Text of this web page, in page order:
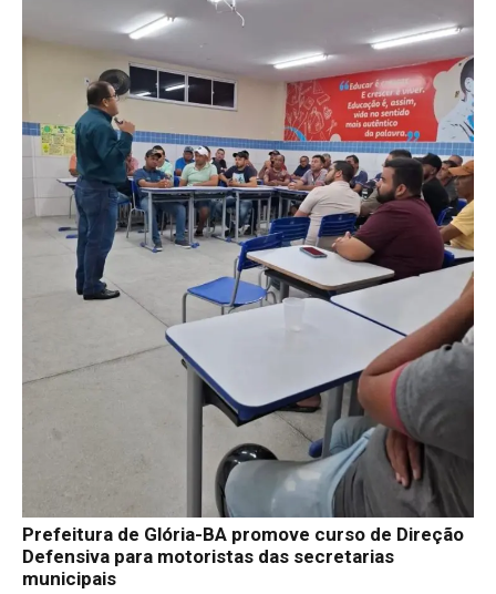
Prefeitura de Glória-BA promove curso de Direção
Defensiva para motoristas das secretarias
municipais